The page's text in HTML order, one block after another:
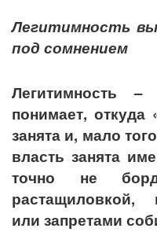
Легитимность
под сомнением
Легитимность –
понимает, откуда
занята и, мало
власть занята
точно не
или запретами